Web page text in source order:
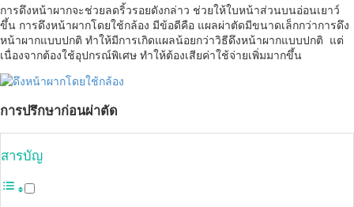
การดึงหน้าผากจะช่วยลดริ้วรอยดังกล่าว ช่วยให้ใบหน้าส่วนบนอ่อนเยาว์
ขึ้น การดึงหน้าผากโดยใช้กล้อง มีข้อดีคือ แผลผ่าตัดมีขนาดเล็กกว่าการดึง
หน้าผากแบบปกติ ทำให้มีการเกิดแผลน้อยกว่าวิธีดึงหน้าผากแบบปกติ แต่
เนื่องจากต้องใช้อุปกรณ์พิเศษ ทำให้ต้องเสียค่าใช้จ่ายเพิ่มมากขึ้น
การปรึกษาก่อนผ่าตัด
สารบัญ